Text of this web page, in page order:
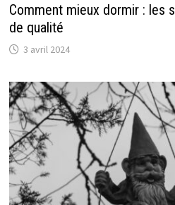
Comment mieux dormir : les
de qualité
3 avril 2024